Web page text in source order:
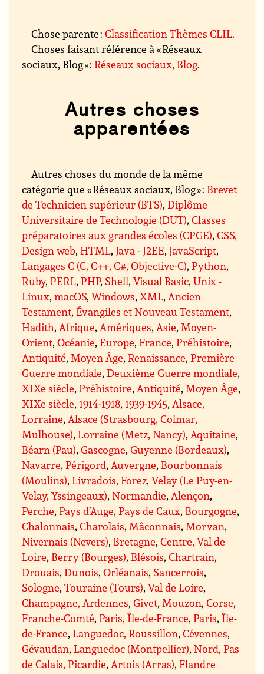
Chose parente :Classification Thèmes CLIL.
Choses faisant référence à « Réseaux
sociaux, Blog » :Réseaux sociaux, Blog.
Autres choses
apparentées
Autres choses du monde de la même
catégorie que « Réseaux sociaux, Blog » : Brevet
de Technicien supérieur (BTS),Diplôme
Universitaire de Technologie (DUT),Classes
préparatoires aux grandes écoles (CPGE),CSS,
Design web,HTML,Java - J2EE,JavaScript,
Langages C (C, C++, C#, Objective-C),Python,
Ruby,PERL,PHP, Shell,Visual Basic,Unix -
Linux,macOS,Windows,XML, Ancien
Testament,Évangiles et Nouveau Testament,
Hadith, Afrique, Amériques, Asie, Moyen-
Orient,Océanie,Europe,France,Préhistoire,
Antiquité, Moyen Âge,Renaissance,Première
Guerre mondiale,Deuxième Guerre mondiale,
XIXe siècle,Préhistoire, Antiquité, Moyen Âge,
XIXe siècle,1914-1918,1939-1945, Alsace,
Lorraine, Alsace (Strasbourg, Colmar,
Mulhouse),Lorraine (Metz, Nancy), Aquitaine,
Béarn (Pau),Gascogne,Guyenne (Bordeaux),
Navarre,Périgord, Auvergne, Bourbonnais
(Moulins),Livradois, Forez,Velay (Le Puy-en-
Velay, Yssingeaux),Normandie, Alençon,
Perche,Pays d’Auge,Pays de Caux, Bourgogne,
Chalonnais,Charolais, Mâconnais, Morvan,
Nivernais (Nevers), Bretagne,Centre, Val de
Loire, Berry (Bourges), Blésois,Chartrain,
Drouais,Dunois,Orléanais, Sancerrois,
Sologne,Touraine (Tours),Val de Loire,
Champagne, Ardennes,Givet, Mouzon,Corse,
Franche-Comté,Paris, Île-de-France,Paris,Île-
de-France,Languedoc, Roussillon,Cévennes,
Gévaudan,Languedoc (Montpellier),Nord, Pas
de Calais, Picardie, Artois (Arras),Flandre